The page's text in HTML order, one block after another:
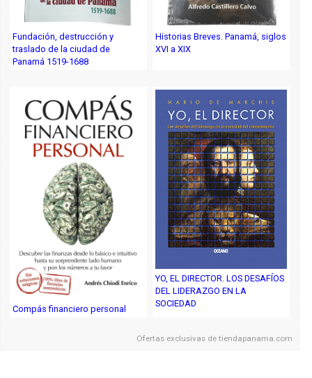
Fundación, destrucción y
traslado de la ciudad de
Panamá 1519-1688
Historias Breves. Panamá, siglos
XVI a XIX
Compás financiero personal
YO, EL DIRECTOR. LOS DESAFÍOS
DEL LIDERAZGO EN LA
SOCIEDAD
Ofertas exclusivas detiendapanama.com